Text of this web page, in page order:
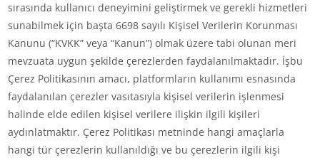
sırasında kullanıcı deneyimini geliştirmek ve gerekli hizmetleri
sunabilmek için başta 6698 sayılı Kişisel Verilerin Korunması
Kanunu (“KVKK” veya “Kanun”) olmak üzere tabi olunan meri
mevzuata uygun şekilde çerezlerden faydalanılmaktadır. İşbu
Çerez Politikasının amacı, platformların kullanımı esnasında
faydalanılan çerezler vasıtasıyla kişisel verilerin işlenmesi
halinde elde edilen kişisel verilere ilişkin ilgili kişileri
aydınlatmaktır. Çerez Politikası metninde hangi amaçlarla
hangi tür çerezlerin kullanıldığı ve bu çerezlerin ilgili kişi